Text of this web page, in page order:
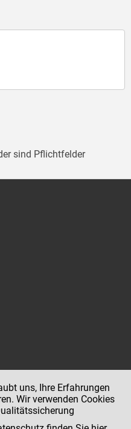
sind Pflichtfelder
uns, Ihre Erfahrungen
Wir verwenden Cookies